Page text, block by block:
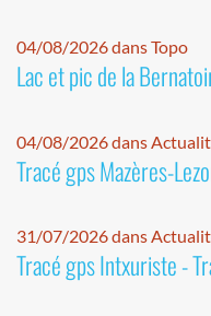
04/08/2026 dans Topo
Lac et pic de la
04/08/2026 dans
Tracé gps Mazères-
31/07/2026 dans
Tracé gps Intxuriste -